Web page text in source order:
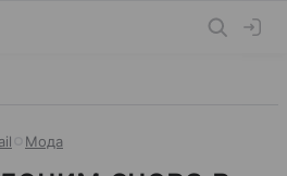
Мода